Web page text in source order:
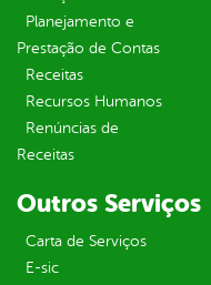
Planejamento e
Prestação de Contas
Receitas
Recursos Humanos
Renúncias de
Receitas
Outros Serviços
Carta de Serviços
E-sic